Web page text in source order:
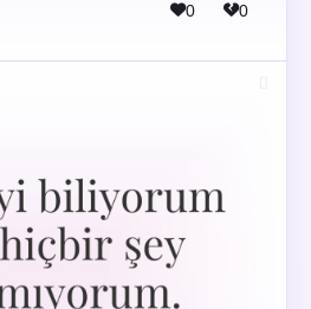
0 0